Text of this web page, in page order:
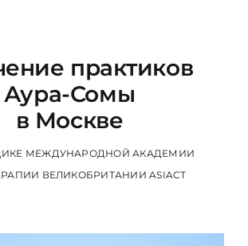
практиков
Аура-Сомы
в Москве
МЕЖДУНАРОДНОЙ АКАДЕМИИ
ВЕЛИКОБРИТАНИИ ASIACT